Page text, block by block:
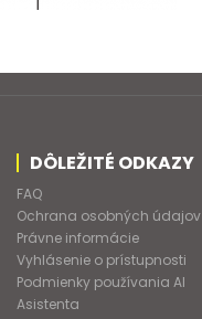
DÔLEŽITÉ ODKAZY
FAQ
Ochrana osobných údajov
Právne informácie
Vyhlásenie o prístupnosti
Podmienky používania AI
Asistenta